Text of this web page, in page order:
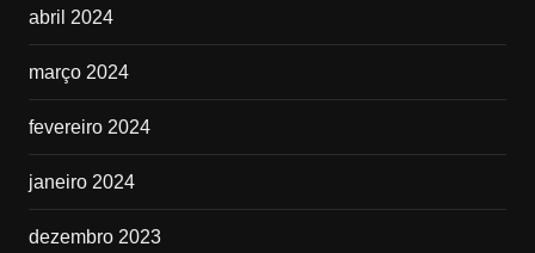
abril 2024
março 2024
fevereiro 2024
janeiro 2024
dezembro 2023